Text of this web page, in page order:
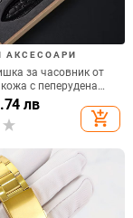
АКСЕСОАРИ
за часовник от
с пеперудена
Xiangshiman, пролет
лв
add_shopping_cart